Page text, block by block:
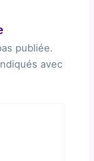
publiée.
avec